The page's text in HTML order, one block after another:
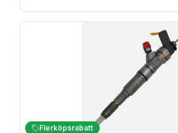
Flerköpsrabatt